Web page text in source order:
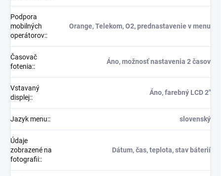
Podpora
mobilných
operátorov::
Orange, Telekom, O2, prednastavenie v menu
Časovač
fotenia::
Áno, možnosť nastavenia 2 časov
Vstavaný
displej::
Áno, farebný LCD 2"
Jazyk menu:: slovenský
Údaje
zobrazené na
fotografii::
Dátum, čas, teplota, stav báterií